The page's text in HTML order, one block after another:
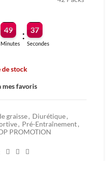
49
Minutes
: 36
Secondes
de stock
mes favoris
graisse , Diurétique ,
, Pré-Entraînement ,
PROMOTION